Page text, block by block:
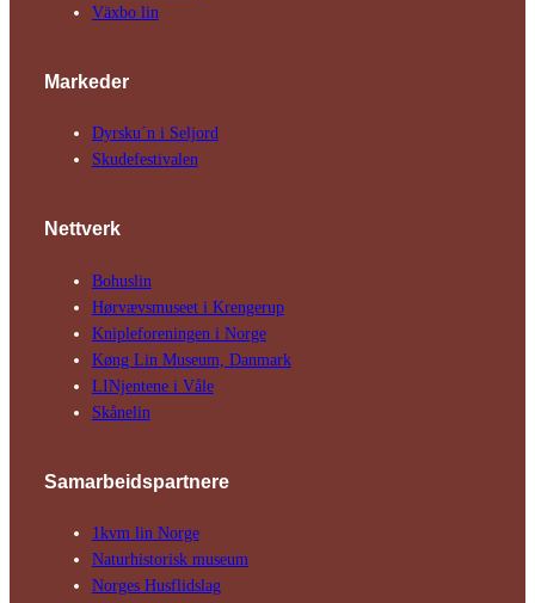
Växbo lin
Markeder
Dyrsku´n i Seljord
Skude­fes­tivalen
Nettverk
Bohuslin
Hørvævs­museet i Krengerup
Kniple­foreningen i Norge
Køng Lin Museum, Danmark
LINjentene i Våle
Skånelin
Samarbeids­partnere
1kvm lin Norge
Natur­his­torisk­ museum
Norges Husflids­lag